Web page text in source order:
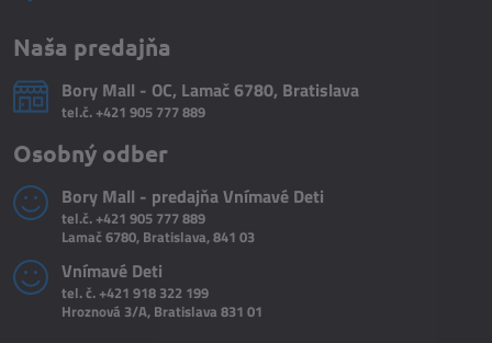
Naša predajňa
Bory Mall - OC, Lamač 6780, Bratislava
tel.č.+421 905 777 889
Osobný odber
Bory Mall - predajňa Vnímavé Deti
tel.č.+421 905 777 889
Lamač 6780, Bratislava, 841 03
Vnímavé Deti
tel. č.+421 918 322 199
Hroznová 3/A, Bratislava 831 01